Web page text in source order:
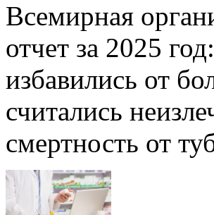
Всемирная
отчет за 2025
избавились от
считались
смертность от